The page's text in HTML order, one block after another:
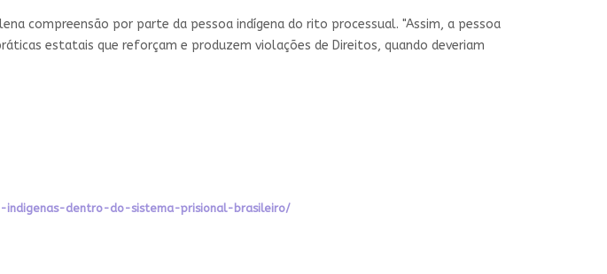
compreensão por parte da pessoa indígena do rito processual. "Assim, a pessoa
estatais que reforçam e produzem violações de Direitos, quando deveriam
dentro-do-sistema-prisional-brasileiro/